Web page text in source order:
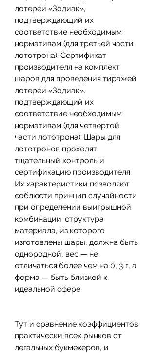
лотереи «Зодиак»,
подтверждающий их
соответствие необходимым
нормативам (для третьей части
лототрона). Сертификат
производителя на комплект
шаров для проведения тиражей
лотереи «Зодиак»,
подтверждающий их
соответствие необходимым
нормативам (для четвертой
части лототрона). Шары для
лототронов проходят
тщательный контроль и
сертификацию производителя.
Их характеристики позволяют
соблюсти принцип случайности
при определении выигрышной
комбинации: структура
материала, из которого
изготовлены шары, должна быть
однородной, вес — не
отличаться более чем на 0, 3 г, а
форма — быть близкой к
идеальной сфере.
Тут и сравнение коэффициентов
практически всех рынков от
легальных букмекеров, и